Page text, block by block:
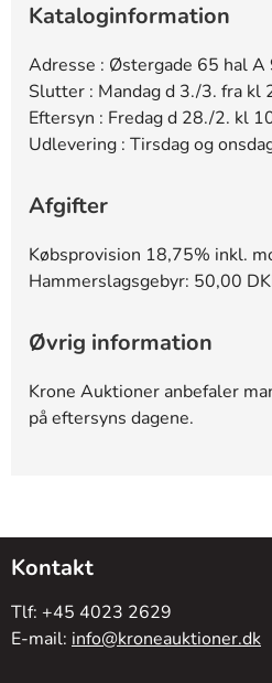
Kataloginformation
Adresse : Østergade 65 hal A
Slutter : Mandag d 3./3. fra kl
Eftersyn : Fredag d 28./2. kl
Udlevering : Tirsdag og
Afgifter
Købsprovision 18,75% inkl.
Hammerslagsgebyr: 50,00
Øvrig information
Krone Auktioner anbefaler
på eftersyns dagene.
Kontakt
Tlf: +45 4023 2629
E-mail: info@kroneauktioner.dk